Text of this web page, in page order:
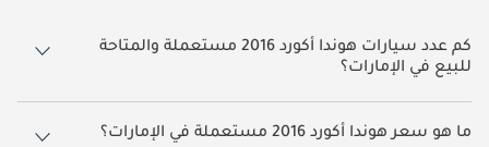
كم عدد سيارات هوندا أكورد 2016 مستعملة والمتاحة
للبيع في الإمارات؟
1 سيارة هوندا أكورد 2016 مستعملة متوفرة للبيع في الإمارات.
ما هو سعر هوندا أكورد 2016 مستعملة في الإمارات؟